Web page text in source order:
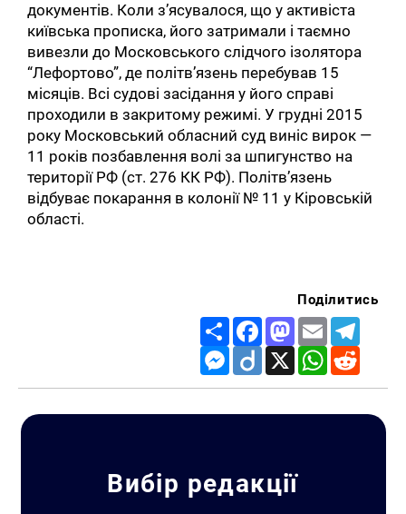
документів. Коли з’ясувалося, що у активіста
київська прописка, його затримали і таємно
вивезли до Московського слідчого ізолятора
“Лефортово”, де політв’язень перебував 15
місяців. Всі судові засідання у його справі
проходили в закритому режимі. У грудні 2015
року Московський обласний суд виніс вирок —
11 років позбавлення волі за шпигунство на
території РФ (ст. 276 КК РФ). Політв’язень
відбуває покарання в колонії № 11 у Кіровській
області.
Поділитись
Share FacebookMastodon
Email
Messenger
Diigo X WhatsApp
Вибір редакції